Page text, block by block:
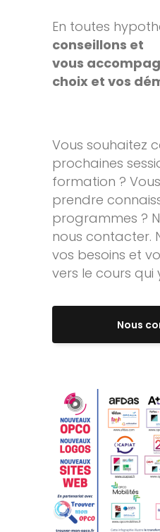
En toutes
conseillons et
vous
choix et vos
Vous souhaitez
prochaines
formation ?
prendre
programmes ?
nous contacter.
vos besoins et
vers le cours qui
Nous